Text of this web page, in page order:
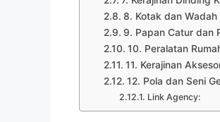
8. Kotak dan Wadah
9. Papan Catur dan
10. Peralatan
11. Kerajinan
12. Pola dan Seni
Link Agency: